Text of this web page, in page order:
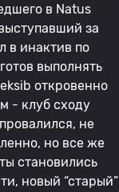
в Natus
за
в инактив по
выполнять
откровенно
- клуб сходу
не
но все же
становились
новый “старый”